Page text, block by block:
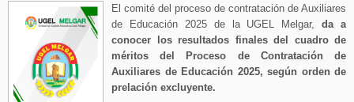
El comité del proceso de contratación de Auxiliares
de Educación 2025 de la UGEL Melgar,da a
conocer los resultados finales del cuadro de
méritos
del
Proceso de Contratación de
Auxiliares de Educación 2025, según orden de
prelación excluyente.